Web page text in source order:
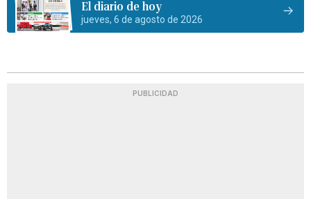
El diario de hoy
jueves, 6 de agosto de 2026
PUBLICIDAD